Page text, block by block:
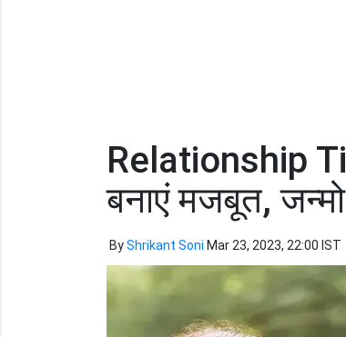
Relationship
बनाएं मजबूत,
ByShrikant Soni Mar 23, 2023, 22:00 IST